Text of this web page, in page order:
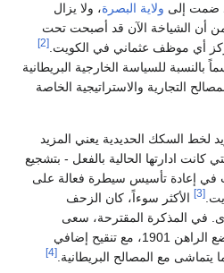
ولاية البصرة، ولا يزال
من أن الشياخة الآن قد أصبحت تحت
أي موظف عثماني في الكويت.[2]
للسياسة الخارجية البريطانية
التجارية والاستراتيجية الخاصة
لخط السكك الحديدية يعني المزيد
كانت ادارتها الحالية بالفعل - بتشجيع
في إعادة تأسيس سيطرة فعالة على
[3]
الأكثر سوءاً، كان الزحف
في المذكرة المقترحة، سعى
البريطانيون لتسوية اتفاقية الوضع الراهن 1901، مع تنقيح إضافي
مع المصالح البريطانية.[4]